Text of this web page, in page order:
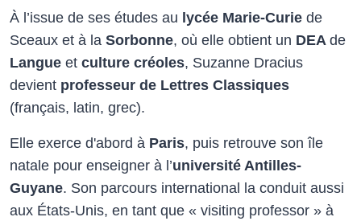
À l’issue de ses études au lycée Marie-Curie de
Sceaux et à la Sorbonne, où elle obtient un DEA de
Langue et culture créoles, Suzanne Dracius
devient professeur de Lettres Classiques
(français, latin, grec).
Elle exerce d'abord à Paris, puis retrouve son île
natale pour enseigner à l’université Antilles-
Guyane. Son parcours international la conduit aussi
aux États-Unis, en tant que « visiting professor » à